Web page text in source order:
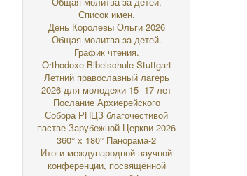
Список имен.
День Королевы Ольги 2026
Общая молитва за детей.
График чтения.
Orthodoxe Bibelschule Stuttgart
Летний православный лагерь
2026 для молодежи 15 -17 лет
Послание Архиерейского
Собора РПЦЗ благочестивой
пастве Зарубежной Церкви 2026
360° x 180° Панорама-2
Итоги международной научной
конференции, посвящённой